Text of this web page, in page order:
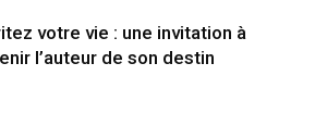
votre vie : une invitation à
l’auteur de son destin